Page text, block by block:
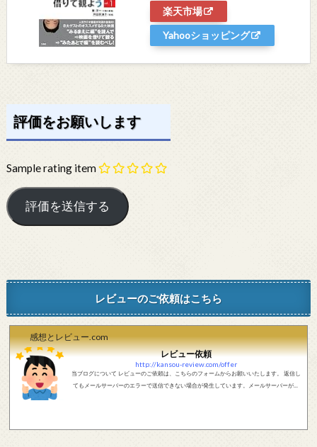
楽天市場
Yahooショッピング
評価をお願いします
Sample rating item
レビューのご依頼はこちら
感想とレビュー.com
レビュー依頼
http://kansou-review.com/offer
当ブログについて レビューのご依頼は、こちらのフォームからお願いいたします。 返信し
てもメールサーバーのエラーで送信できない場合が発生しています。メールサーバーが正